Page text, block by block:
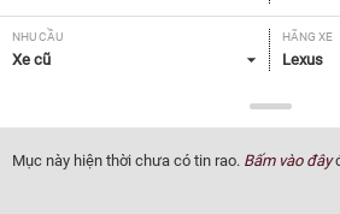
NHU CẦU
Xe cũ
HÃNG XE
Lexus
LS
NĂM SẢN
Tất cả
GIÁ XE XUẤT XỨ
Mục này hiện thời chưa có tin rao. Bấm vào đây